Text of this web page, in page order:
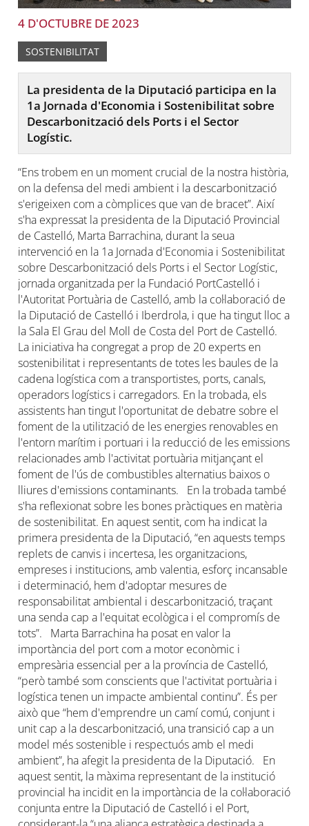
4 D'OCTUBRE DE 2023
SOSTENIBILITAT
La presidenta de la Diputació participa en la
1a Jornada d'Economia i Sostenibilitat sobre
Descarbonització dels Ports i el Sector
Logístic.
“Ens trobem en un moment crucial de la nostra història,
on la defensa del medi ambient i la descarbonització
s'erigeixen com a còmplices que van de bracet”. Així
s'ha expressat la presidenta de la Diputació Provincial
de Castelló, Marta Barrachina, durant la seua
intervenció en la 1a Jornada d'Economia i Sostenibilitat
sobre Descarbonització dels Ports i el Sector Logístic,
jornada organitzada per la Fundació PortCastelló i
l'Autoritat Portuària de Castelló, amb la col·laboració de
la Diputació de Castelló i Iberdrola, i que ha tingut lloc a
la Sala El Grau del Moll de Costa del Port de Castelló.
La iniciativa ha congregat a prop de 20 experts en
sostenibilitat i representants de totes les baules de la
cadena logística com a transportistes, ports, canals,
operadors logístics i carregadors. En la trobada, els
assistents han tingut l'oportunitat de debatre sobre el
foment de la utilització de les energies renovables en
l'entorn marítim i portuari i la reducció de les emissions
relacionades amb l'activitat portuària mitjançant el
foment de l'ús de combustibles alternatius baixos o
lliures d'emissions contaminants. En la trobada també
s'ha reflexionat sobre les bones pràctiques en matèria
de sostenibilitat. En aquest sentit, com ha indicat la
primera presidenta de la Diputació, “en aquests temps
replets de canvis i incertesa, les organitzacions,
empreses i institucions, amb valentia, esforç incansable
i determinació, hem d'adoptar mesures de
responsabilitat ambiental i descarbonització, traçant
una senda cap a l'equitat ecològica i el compromís de
tots”. Marta Barrachina ha posat en valor la
importància del port com a motor econòmic i
empresària essencial per a la província de Castelló,
“però també som conscients que l'activitat portuària i
logística tenen un impacte ambiental continu”. És per
això que “hem d'emprendre un camí comú, conjunt i
unit cap a la descarbonització, una transició cap a un
model més sostenible i respectuós amb el medi
ambient”, ha afegit la presidenta de la Diputació. En
aquest sentit, la màxima representant de la institució
provincial ha incidit en la importància de la col·laboració
conjunta entre la Diputació de Castelló i el Port,